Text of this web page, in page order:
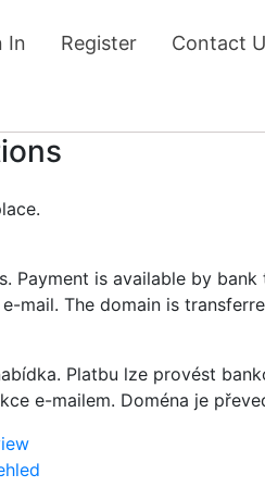
In Register Contact
Payment is available by
mail. The domain is
Platbu lze provést
e-mailem. Doména je